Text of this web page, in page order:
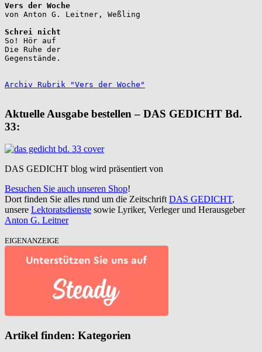
Vers der Woche
Schrei nicht
So! Hör auf
Die Ruhe der
Gegenstände.
Archiv Rubrik "Vers der Woche"
Aktuelle Ausgabe bestellen – DAS GEDICHT Bd.
33:
DAS GEDICHT blog wird präsentiert von
Besuchen Sie auch unseren Shop!
Dort finden Sie alles rund um die Zeitschrift DAS GEDICHT,
unsere Lektoratsdienste sowie Lyriker, Verleger und Herausgeber
Anton G. Leitner
EIGENANZEIGE
Artikel finden: Kategorien